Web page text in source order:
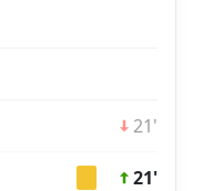
21'
21'